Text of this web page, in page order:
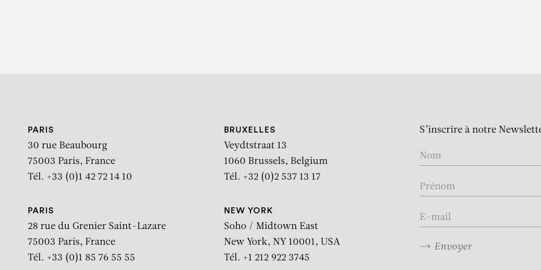
PARIS
30 rue Beaubourg
75003 Paris, France
Tél. +33 (0)1 42 72 14 10
BRUXELLES
Veydtstraat 13
1060 Brussels, Belgium
Tél. +32 (0)2 537 13 17
PARIS
28 rue du Grenier Saint-Lazare
75003 Paris, France
Tél. +33 (0)1 85 76 55 55
NEW YORK
Soho / Midtown East
New York, NY 10001, USA
Tél. +1 212 922 3745
S’inscrire à notre
Envoyer